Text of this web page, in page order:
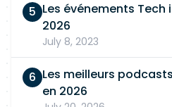
Les événements
2026
July 8, 2023
Les meilleurs
en 2026